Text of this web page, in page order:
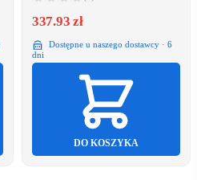
337.93 zł
Dostępne u naszego dostawcy · 6
dni
DO KOSZYKA